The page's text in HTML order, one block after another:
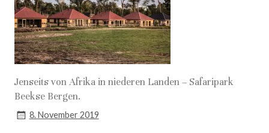
Jenseits von Afrika in niederen Landen – Safaripark
Beekse Bergen.